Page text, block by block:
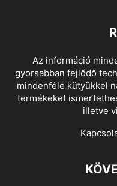
Az információ
gyorsabban fejlődő
mindenféle kütyükkel
termékeket
illetve